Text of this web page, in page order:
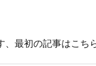
最初の記事はこちら